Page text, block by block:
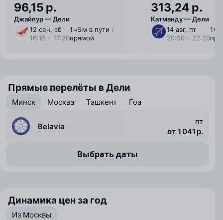
96,15 р.
Джайпур — Дели
12 сен, сб
16:15 – 17:20
1 ⁠ч 5 ⁠м в пути /
прямой
313,24 р.
Катманду — Дели
14 авг, пт
20:50 – 22:20
1 ⁠ч
Прямые перелёты в Дели
Минск Москва Ташкент Гоа
Belavia
пт
от 1 041 р.
Выбрать даты
Динамика цен за год
Из Москвы